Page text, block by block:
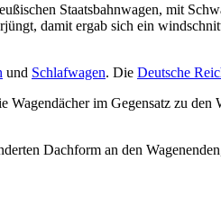
Staatsbahnwagen, mit
damit ergab sich ein
und Schlafwagen. Die Deutsche
im Gegensatz zu
Dachform an den